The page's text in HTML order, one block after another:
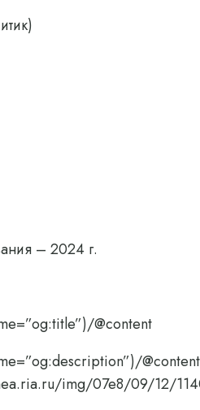
– 2024 г.
@content
@content
img/07e8/09/12/